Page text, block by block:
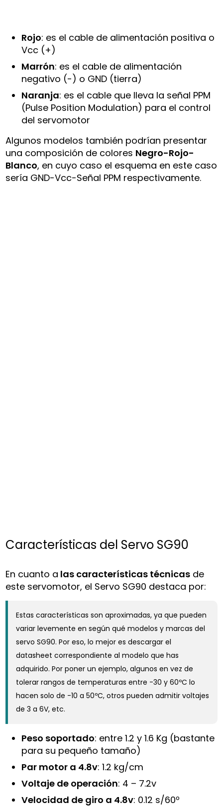
Rojo: es el cable de alimentación positiva o
Vcc (+)
Marrón: es el cable de alimentación
negativo (-) o GND (tierra)
Naranja: es el cable que lleva la señal PPM
(Pulse Position Modulation) para el control
del servomotor
Algunos modelos también podrían presentar
una composición de colores Negro-Rojo-
Blanco, en cuyo caso el esquema en este caso
sería GND-Vcc-Señal PPM respectivamente.
Características del Servo SG90
En cuanto a las características técnicas de
este servomotor, el Servo SG90 destaca por:
Estas características son aproximadas, ya que pueden
variar levemente en según qué modelos y marcas del
servo SG90. Por eso, lo mejor es descargar el
datasheet correspondiente al modelo que has
adquirido. Por poner un ejemplo, algunos en vez de
tolerar rangos de temperaturas entre -30 y 60ºC lo
hacen solo de -10 a 50ºC, otros pueden admitir voltajes
de 3 a 6V, etc.
Peso soportado: entre 1.2 y 1.6 Kg (bastante
para su pequeño tamaño)
Par motor a 4.8v: 1.2 kg/cm
Voltaje de operación: 4 – 7.2v
Velocidad de giro a 4.8v: 0.12 s/60º